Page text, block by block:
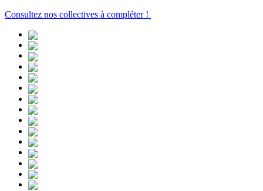
Consultez nos collectives à compléter !